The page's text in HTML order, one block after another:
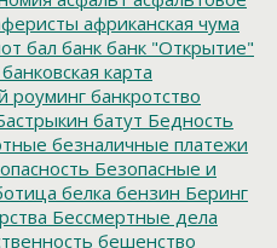
африканская чума
бал банк банк "Открытие"
банковская карта
роуминг банкротство
батут Бедность
безналичные платежи
Безопасные и
белка бензин Беринг
Бессмертные дела
бешенство